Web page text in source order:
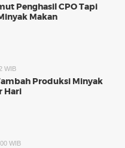
Penghasil CPO Tapi
Makan
WIB
Produksi Minyak
Hari
WIB